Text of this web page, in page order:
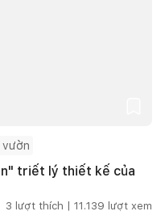
vườn
triết lý thiết kế của
3 lượt thích | 11.139 lượt xem